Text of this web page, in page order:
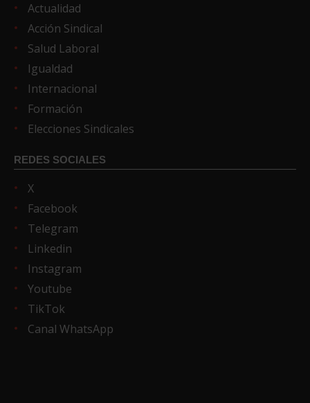
Actualidad
Acción Sindical
Salud Laboral
Igualdad
Internacional
Formación
Elecciones Sindicales
REDES SOCIALES
X
Facebook
Telegram
Linkedin
Instagram
Youtube
TikTok
Canal WhatsApp